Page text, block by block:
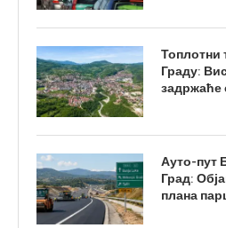
Топлотни
Граду:
задржаће
Ауто-пут
Град:
плана